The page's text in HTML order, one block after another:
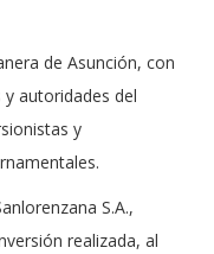
de Asunción, con
autoridades del
y
S.A.,
realizada, al